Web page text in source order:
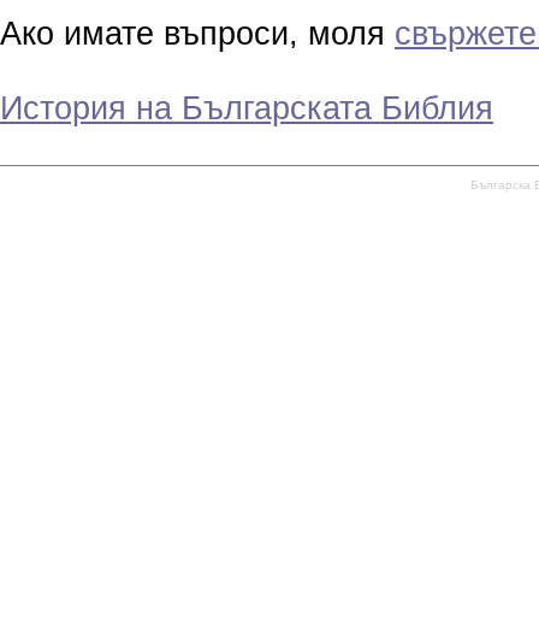
Ако имате въпроси, моля
История на Българската Библия
Българска